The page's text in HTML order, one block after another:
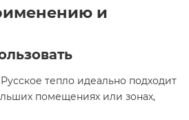
и
тепло идеально подходит
помещениях или зонах,